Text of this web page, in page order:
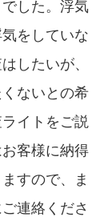
した。浮気
をしていな
したいが、
ないとの希
イトをご説
客様に納得
すので、ま
連絡くださ